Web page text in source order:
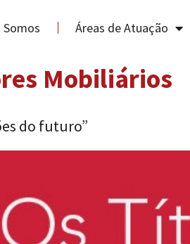
Somos Áreas de Atuação
Mobiliários
do futuro”